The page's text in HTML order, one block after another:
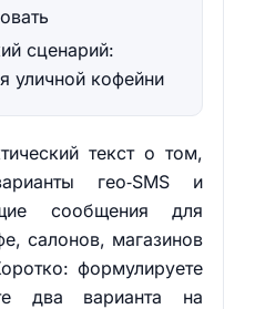
сценарий:
уличной кофейни
текст о том,
гео‑SMS и
сообщения для
салонов, магазинов
формулируете
два варианта на